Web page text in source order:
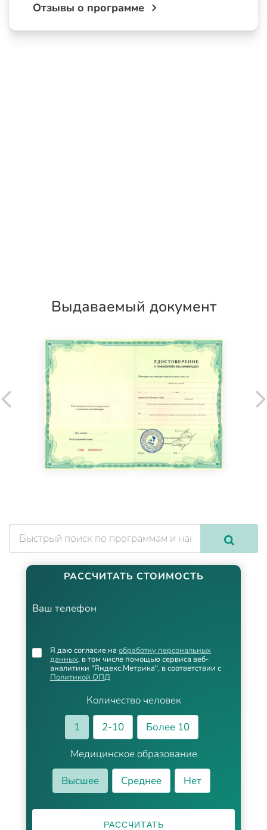
Отзывы о программе
Выдаваемый документ
РАССЧИТАТЬ СТОИМОСТЬ
Ваш телефон
Количество человек
1
2-10
Более 10
Медицинское образование
Высшее
Среднее Нет
Я даю согласие на обработку персональных
данных, в том числе помощью сервиса веб-
аналитики "Яндекс.Метрика", в соответствии с
Политикой ОПД
РАССЧИТАТЬ